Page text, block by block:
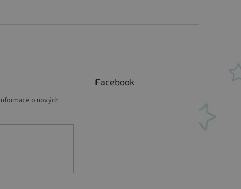
o nových
Facebook